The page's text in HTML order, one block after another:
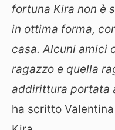
fortuna Kira non è
in ottima forma,
casa. Alcuni amici
ragazzo e quella
addirittura portata
ha scritto